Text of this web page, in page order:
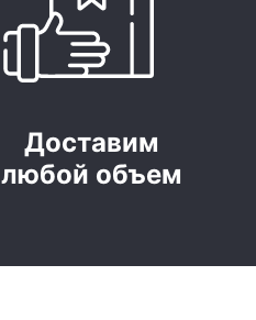
Доставим
любой объем